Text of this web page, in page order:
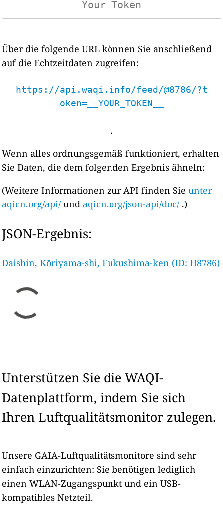
Über die folgende URL können Sie anschließend
auf die Echtzeitdaten zugreifen:
https://api.waqi.info/feed/@8786/?t
oken=__YOUR_TOKEN__
.
Wenn alles ordnungsgemäß funktioniert, erhalten
Sie Daten, die dem folgenden Ergebnis ähneln:
(Weitere Informationen zur API finden Sieunter
aqicn.org/api/ und aqicn.org/json-api/doc/ .)
JSON-Ergebnis:
Daishin, Kōriyama-shi, Fukushima-ken (ID: H8786)
Unterstützen Sie die WAQI-
Datenplattform, indem Sie sich
Ihren Luftqualitätsmonitor zulegen.
Unsere GAIA-Luftqualitätsmonitore sind sehr
einfach einzurichten: Sie benötigen lediglich
einen WLAN-Zugangspunkt und ein USB-
kompatibles Netzteil.